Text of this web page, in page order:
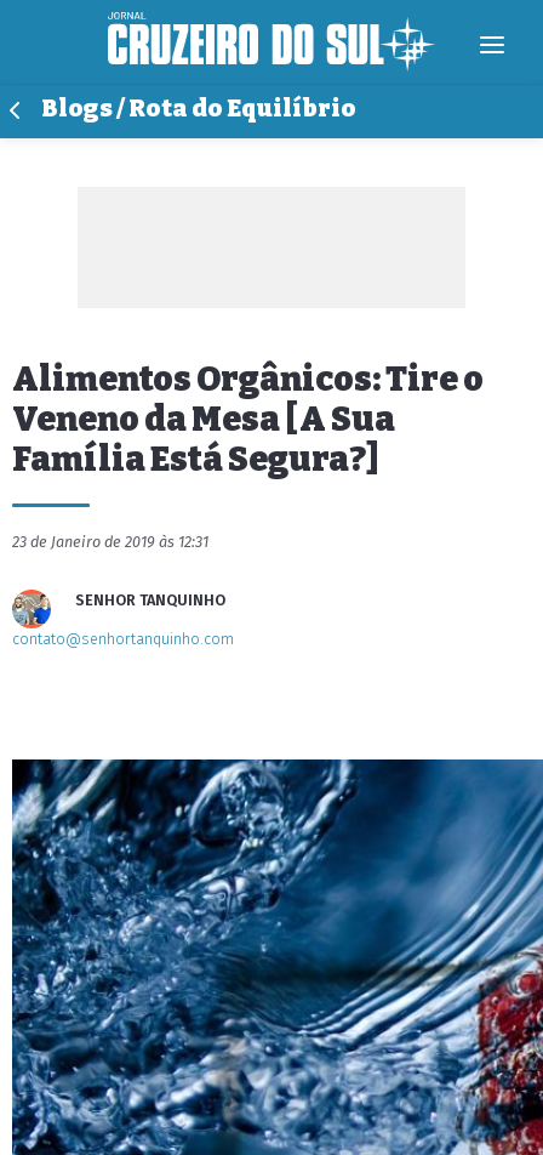
Blogs / Rota do Equilíbrio
Alimentos Orgânicos: Tire o
Veneno da Mesa [A Sua
Família Está Segura?]
23 de Janeiro de 2019 às 12:31
SENHOR TANQUINHO
contato@senhortanquinho.com